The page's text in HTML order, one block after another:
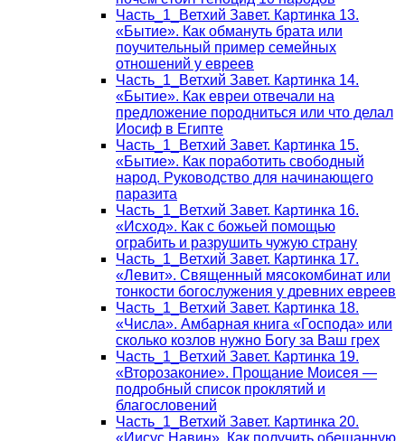
Часть_1_Ветхий Завет. Картинка 13.
«Бытие». Как обмануть брата или
поучительный пример семейных
отношений у евреев
Часть_1_Ветхий Завет. Картинка 14.
«Бытие». Как евреи отвечали на
предложение породниться или что делал
Иосиф в Египте
Часть_1_Ветхий Завет. Картинка 15.
«Бытие». Как поработить свободный
народ. Руководство для начинающего
паразита
Часть_1_Ветхий Завет. Картинка 16.
«Исход». Как с божьей помощью
ограбить и разрушить чужую страну
Часть_1_Ветхий Завет. Картинка 17.
«Левит». Священный мясокомбинат или
тонкости богослужения у древних евреев
Часть_1_Ветхий Завет. Картинка 18.
«Числа». Амбарная книга «Господа» или
сколько козлов нужно Богу за Ваш грех
Часть_1_Ветхий Завет. Картинка 19.
«Второзаконие». Прощание Моисея —
подробный список проклятий и
благословений
Часть_1_Ветхий Завет. Картинка 20.
«Иисус Навин». Как получить обещанную